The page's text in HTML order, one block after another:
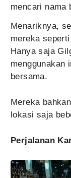
mencari nama
Menariknya,
mereka
Hanya saja
menggunakan
bersama.
Mereka
lokasi saja
Perjalanan